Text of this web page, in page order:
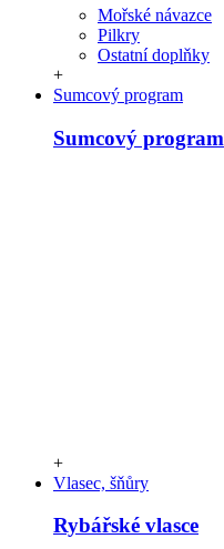
Mořské návazce
Pilkry
Ostatní doplňky
+
Sumcový program
Sumcový program
+
Vlasec, šňůry
Rybářské vlasce